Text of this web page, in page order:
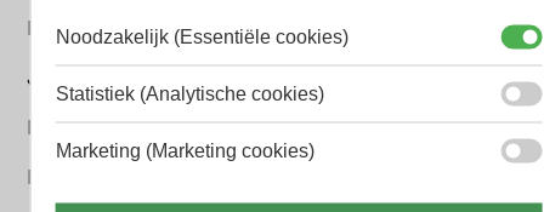
Hugo Boss Heren parfum
Jean Paul Gaultier Heren parfum
Paco Rabanne Heren parfum
Parfum Gift Set
Noodzakelijk (Essentiële cookies)
Statistiek (Analytische cookies)
Marketing (Marketing cookies)